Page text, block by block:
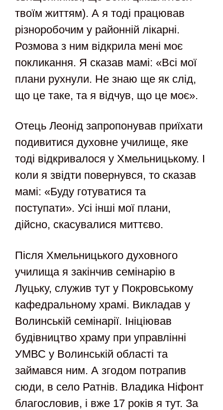
твоїм життям). А я тоді працював
різноробочим у районній лікарні.
Розмова з ним відкрила мені моє
покликання. Я сказав мамі: «Всі мої
плани рухнули. Не знаю ще як слід,
що це таке, та я відчув, що це моє».
Отець Леонід запропонував приїхати
подивитися духовне училище, яке
тоді відкривалося у Хмельницькому. І
коли я звідти повернувся, то сказав
мамі: «Буду готуватися та
поступати». Усі інші мої плани,
дійсно, скасувалися миттєво.
Після Хмельницького духовного
училища я закінчив семінарію в
Луцьку, служив тут у Покровському
кафедральному храмі. Викладав у
Волинській семінарії. Ініціював
будівництво храму при управлінні
УМВС у Волинській області та
займався ним. А згодом потрапив
сюди, в село Ратнів. Владика Ніфонт
благословив, і вже 17 років я тут. За